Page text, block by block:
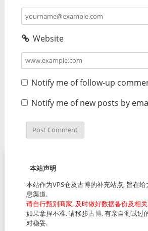
Website
Notify me of follow-up
Notify me of new posts by
本站声明
本站作为VPS仓及古博的补充站点, 旨在
息渠道.
请自行甄别商家, 及时做好数据备份及相
如果拿捏不准, 请移步古博, 有亲自测试过
对稳妥.